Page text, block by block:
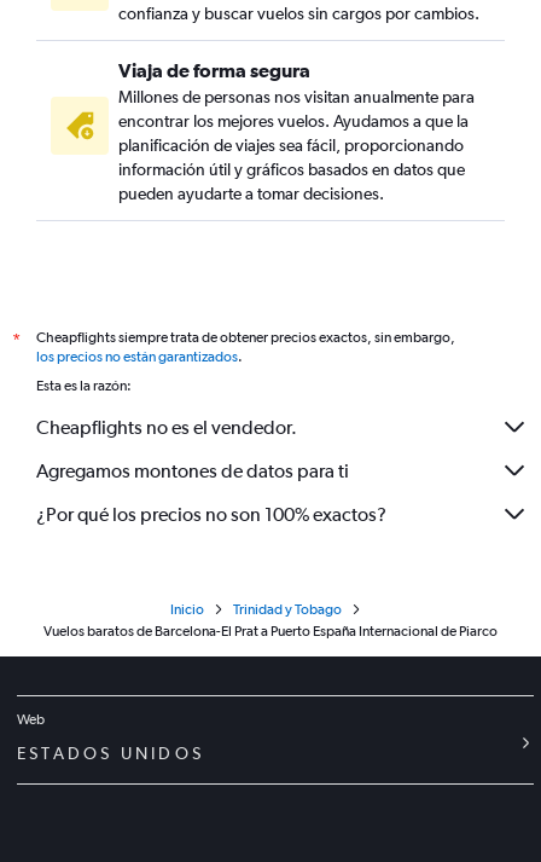
confianza y buscar vuelos sin cargos por cambios.
Viaja de forma segura
Millones de personas nos visitan anualmente para
encontrar los mejores vuelos. Ayudamos a que la
planificación de viajes sea fácil, proporcionando
información útil y gráficos basados en datos que
pueden ayudarte a tomar decisiones.
*
Cheapflights siempre trata de obtener precios exactos, sin embargo,
los precios no están garantizados.
Esta es la razón:
Cheapflights no es el vendedor.
Agregamos montones de datos para ti
¿Por qué los precios no son 100% exactos?
Inicio
Trinidad y Tobago
Vuelos baratos de Barcelona-El Prat a Puerto España Internacional de Piarco
Web
ESTADOS UNIDOS